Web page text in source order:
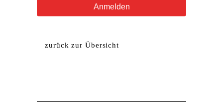
Anmelden
t
zurück zur Übersicht